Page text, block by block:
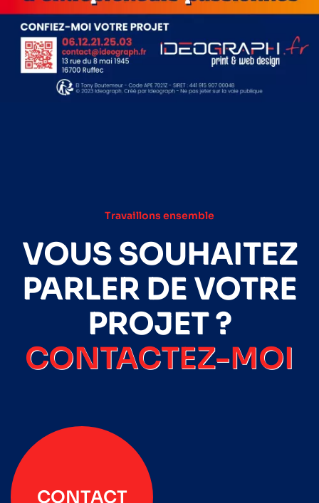
Travaillons ensemble
VOUS SOUHAITEZ
PARLER DE VOTRE
PROJET ?
CONTACTEZ-MOI
CONTACT